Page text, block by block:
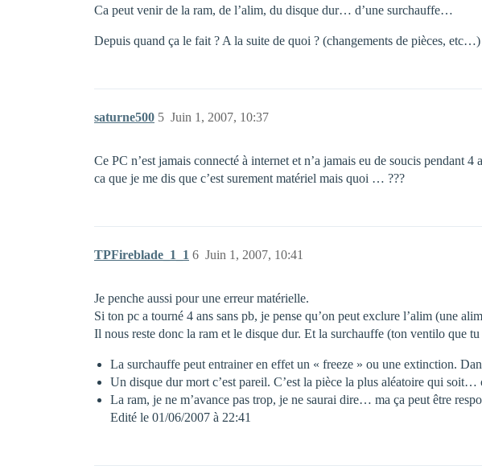
Ca peut venir de la ram, de l’alim, du disque dur… d’une surchauffe…
Depuis quand ça le fait ? A la suite de quoi ? (changements de pièces, etc…)
saturne500 Juin 1, 2007, 10:37
5
Ce PC n’est jamais connecté à internet et n’a jamais eu de soucis
ca que je me dis que c’est surement matériel mais quoi … ???
TPFireblade_1_1 Juin 1, 2007, 10:41
6
Je penche aussi pour une erreur matérielle.
Si ton pc a tourné 4 ans sans pb, je pense qu’on peut exclure l’alim (une
Il nous reste donc la ram et le disque dur. Et la surchauffe (ton ventilo que
La surchauffe peut entrainer en effet un « freeze » ou une extinction.
Un disque dur mort c’est pareil. C’est la pièce la plus aléatoire qui
La ram, je ne m’avance pas trop, je ne saurai dire… ma ça peut être
Edité le 01/06/2007 à 22:41